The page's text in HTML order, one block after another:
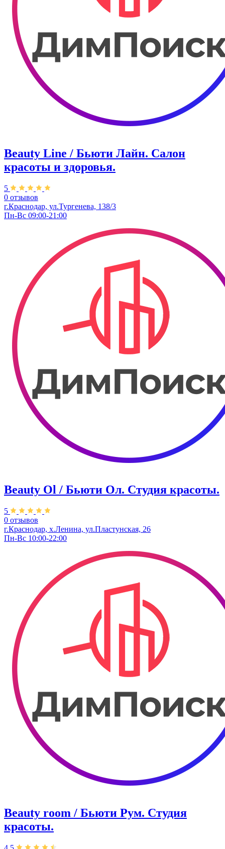
Beauty Line / Бьюти Лайн. Салон
красоты и здоровья.
5
0 отзывов
г.Краснодар, ул.Тургенева, 138/3
Пн-Вс 09:00-21:00
Beauty Ol / Бьюти Ол. Студия красоты.
5
0 отзывов
г.Краснодар, х.Ленина, ул.Пластунская, 26
Пн-Вс 10:00-22:00
Beauty room / Бьюти Рум. Студия
красоты.